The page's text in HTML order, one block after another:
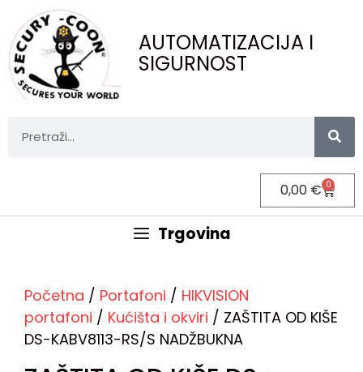
AUTOMATIZACIJA I
SIGURNOST
0,00 € 0
Trgovina
Početna / Portafoni / HIKVISION
portafoni / Kućišta i okviri / ZAŠTITA OD KIŠE
DS-KABV8113-RS/S NADŽBUKNA